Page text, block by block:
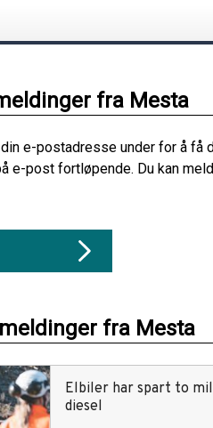
fra Mesta
e-postadresse under for å få
e-post fortløpende. Du kan
fra Mesta
Elbiler har spart to
diesel